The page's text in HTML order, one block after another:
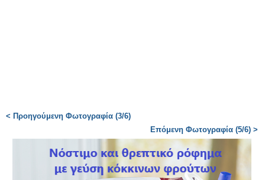
< Προηγούμενη Φωτογραφία (3/6)
Επόμενη Φωτογραφία (5/6) >